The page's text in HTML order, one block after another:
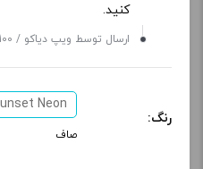
کنید.
ارسال توسط ویپ دیاکو / 100 درصد اورجینال ویپ دیاکو
رنگ:
Neon
صاف